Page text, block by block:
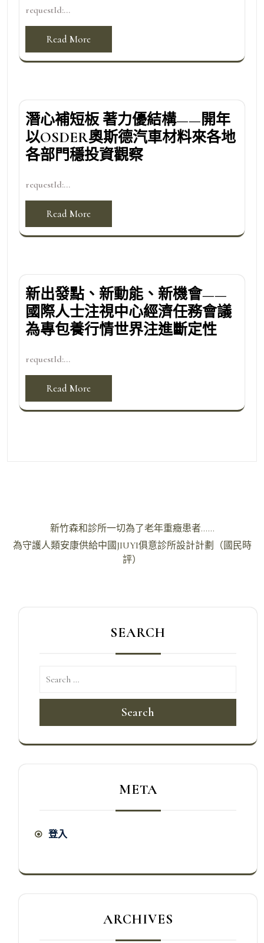
requestId:...
Read More
潛心補短板 著力優結構——開年
以OSDER奧斯德汽車材料來各地
各部門穩投資觀察
requestId:...
Read More
新出發點、新動能、新機會——
國際人士注視中心經濟任務會議
為專包養行情世界注進斷定性
requestId:...
Read More
章
新竹森和診所一切為了老年重癥患者……
為守護人類安康供給中國JIUYI俱意診所設計計劃（國民時
評）
SEARCH
Search
META
登入
ARCHIVES